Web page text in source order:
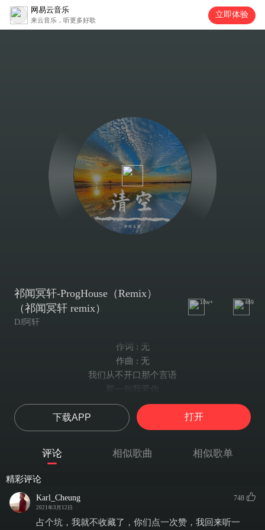
网易云音乐
来云音乐，听更多好歌
立即体验
祁闻冥轩-ProgHouse（Remix）
（祁闻冥轩 remix）
DJ阿轩
10w+ 469
作词 : 无
作曲 : 无
我们从不开口那个言语
那一句我爱你
永远像少了勇气
别人都说
我和你之间的关系
我们从不正视那个问题
爱盛开那一个黎明
下载APP 打开
评论 相似歌曲 相似歌单
精彩评论
Karl_Cheung
2021年3月12日
748
占个坑，我就不收藏了，你们点一次赞，我回来听一